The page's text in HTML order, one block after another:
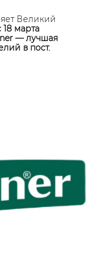
Великий
18 марта
— лучшая
в пост.